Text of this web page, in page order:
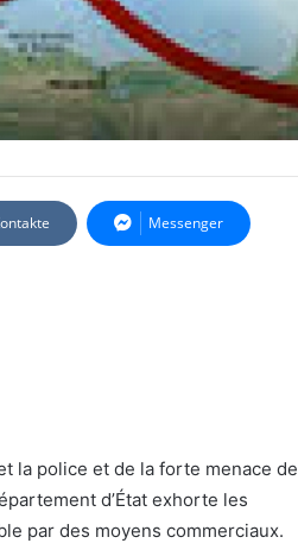
Messenger
la police et de la forte menace de
d’État exhorte les
par des moyens commerciaux.